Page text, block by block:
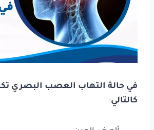
في حالة التهاب العصب البصري
كالتالي: